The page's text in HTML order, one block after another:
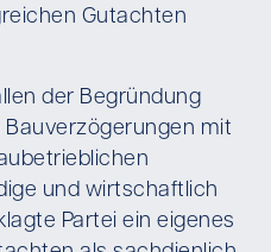
Gutachten
der Begründung
mit
und wirtschaftlich
Partei ein eigenes